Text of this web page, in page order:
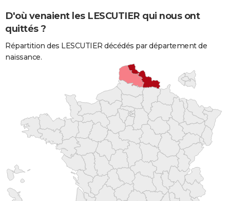
D'où venaient les LESCUTIER qui nous ont
quittés ?
Répartition des LESCUTIER décédés par département de
naissance.